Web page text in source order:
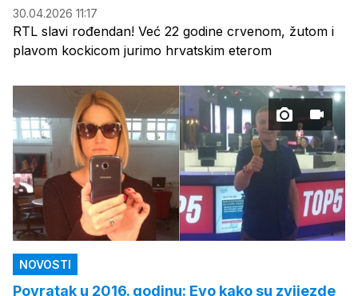
30.04.2026 11:17
RTL slavi rođendan! Već 22 godine crvenom, žutom i
plavom kockicom jurimo hrvatskim eterom
NOVOSTI
Povratak u 2016. godinu: Evo kako su zvijezde